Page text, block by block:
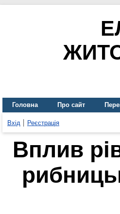
Головна Про сайт
Вхід Реєстрація
Вплив